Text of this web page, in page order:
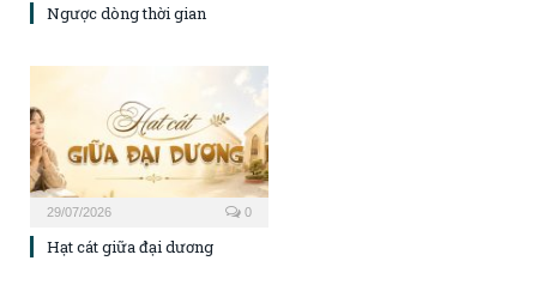
Ngược dòng thời gian
29/07/2026 0
Hạt cát giữa đại dương